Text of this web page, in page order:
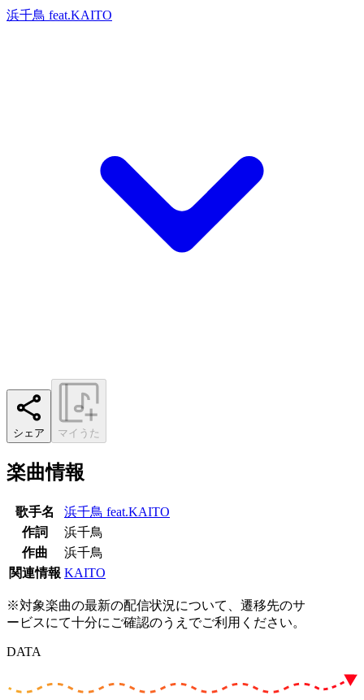
浜千鳥 feat.KAITO
シェア マイうた
楽曲情報
歌手名
浜千鳥 feat.KAITO
作詞
浜千鳥
作曲
浜千鳥
関連情報 KAITO
※対象楽曲の最新の配信状況について、遷移先のサ
ービスにて十分にご確認のうえでご利用ください。
DATA